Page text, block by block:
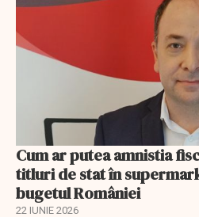
Cum ar putea amnistia
titluri de stat în
bugetul României
22 IUNIE 2026